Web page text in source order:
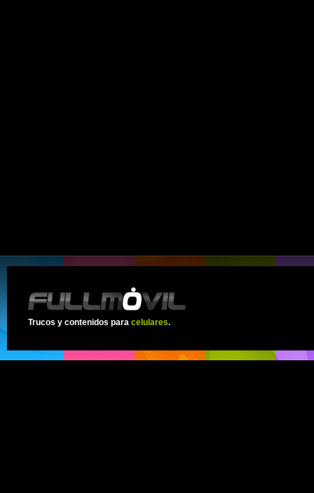
Trucos y contenidos para celulares.